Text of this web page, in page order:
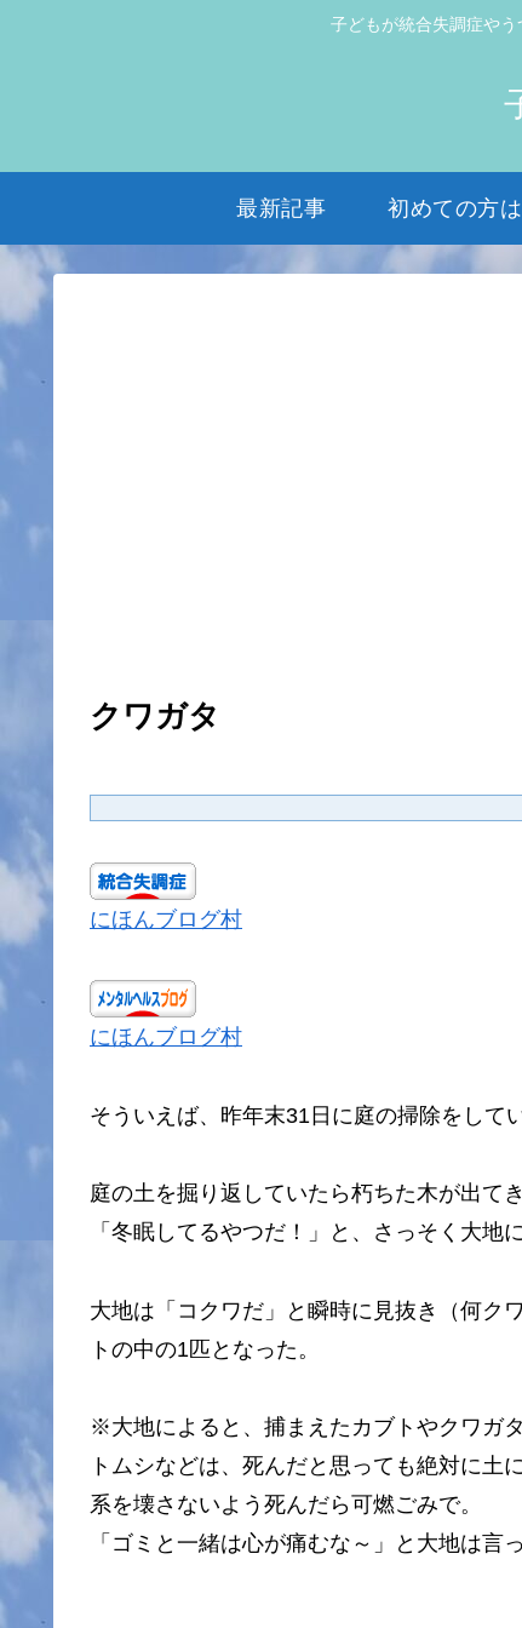
子どもが統合失調症や
最新記事
クワガタ
にほんブログ村
にほんブログ村
そういえば、昨年末31日に庭の掃除をして
庭の土を掘り返していたら朽ちた木が出て
「冬眠してるやつだ！」と、さっそく大地
大地は「コクワだ」と瞬時に見抜き（何ク
トの中の1匹となった。
※大地によると、捕まえたカブトやクワガ
トムシなどは、死んだと思っても絶対に
系を壊さないよう死んだら可燃ごみで。
「ゴミと一緒は心が痛むな～」と大地は言